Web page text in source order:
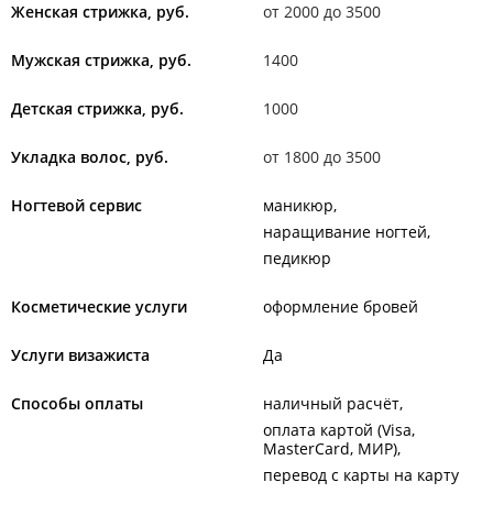
Женская стрижка, руб. от 2000 до 3500
Мужская стрижка, руб. 1400
Детская стрижка, руб. 1000
Укладка волос, руб. от 1800 до 3500
Ногтевой сервис
маникюр
наращивание ногтей
педикюр
Косметические услуги оформление бровей
Услуги визажиста Да
Способы оплаты
наличный расчёт
оплата картой (Visa,
MasterCard, МИР)
перевод с карты на карту